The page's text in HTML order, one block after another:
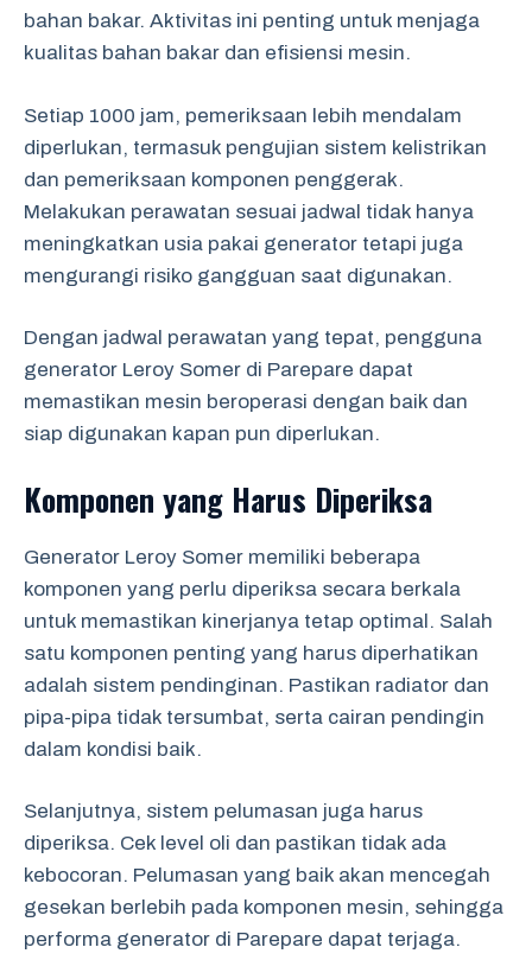
bahan bakar. Aktivitas ini penting untuk menjaga
kualitas bahan bakar dan efisiensi mesin.
Setiap 1000 jam, pemeriksaan lebih mendalam
diperlukan, termasuk pengujian sistem kelistrikan
dan pemeriksaan komponen penggerak.
Melakukan perawatan sesuai jadwal tidak hanya
meningkatkan usia pakai generator tetapi juga
mengurangi risiko gangguan saat digunakan.
Dengan jadwal perawatan yang tepat, pengguna
generator Leroy Somer di Parepare dapat
memastikan mesin beroperasi dengan baik dan
siap digunakan kapan pun diperlukan.
Komponen yang Harus Diperiksa
Generator Leroy Somer memiliki beberapa
komponen yang perlu diperiksa secara berkala
untuk memastikan kinerjanya tetap optimal. Salah
satu komponen penting yang harus diperhatikan
adalah sistem pendinginan. Pastikan radiator dan
pipa-pipa tidak tersumbat, serta cairan pendingin
dalam kondisi baik.
Selanjutnya, sistem pelumasan juga harus
diperiksa. Cek level oli dan pastikan tidak ada
kebocoran. Pelumasan yang baik akan mencegah
gesekan berlebih pada komponen mesin, sehingga
performa generator di Parepare dapat terjaga.